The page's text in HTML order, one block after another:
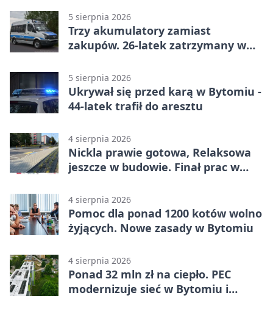
5 sierpnia 2026
Trzy akumulatory zamiast
zakupów. 26-latek zatrzymany w
5 sierpnia 2026
Ukrywał się przed karą w Bytomiu -
44-latek trafił do aresztu
4 sierpnia 2026
Nickla prawie gotowa, Relaksowa
jeszcze w budowie. Finał prac w
4 sierpnia 2026
Pomoc dla ponad 1200 kotów wolno
żyjących. Nowe zasady w Bytomiu
4 sierpnia 2026
Ponad 32 mln zł na ciepło. PEC
modernizuje sieć w Bytomiu i